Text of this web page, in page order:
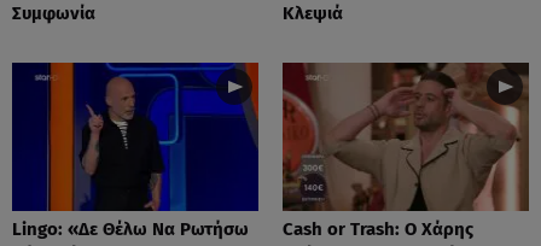
Συμφωνία
Κλεψιά
Lingo: «Δε Θέλω Να Ρωτήσω
Cash or Trash: Ο Χάρης